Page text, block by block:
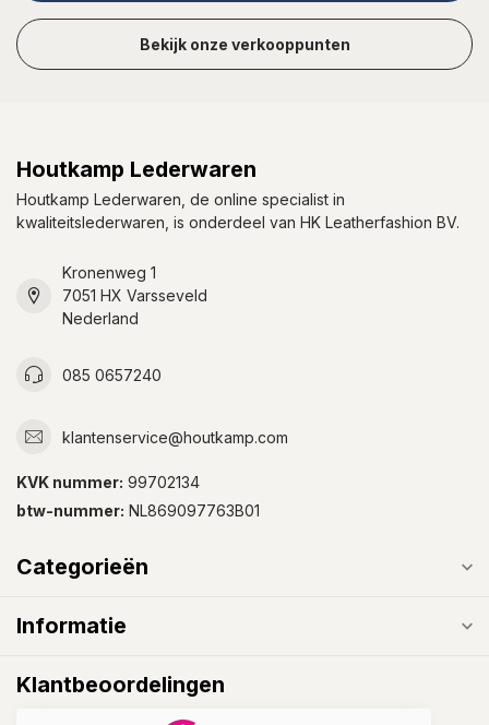
Bekijk onze verkooppunten
Houtkamp Lederwaren
Houtkamp Lederwaren, de online specialist in
kwaliteitslederwaren, is onderdeel van HK Leatherfashion BV.
Kronenweg 1
7051 HX Varsseveld
Nederland
085 0657240
klantenservice@houtkamp.com
KVK nummer: 99702134
btw-nummer: NL869097763B01
Categorieën
Informatie
Klantbeoordelingen